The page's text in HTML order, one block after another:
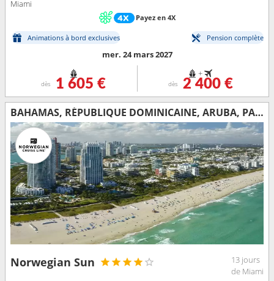
Miami
Payez en 4X
Animations à bord exclusives Pension complète
mer. 24 mars 2027
dès 1 605 €
+
dès 2 400 €
BAHAMAS, RÉPUBLIQUE DOMINICAINE, ARUBA, PANAMA, COSTA RICA, CAÏMANS (ÎLES), ÉTATS-UNIS
Norwegian Sun
13 jours
de Miami